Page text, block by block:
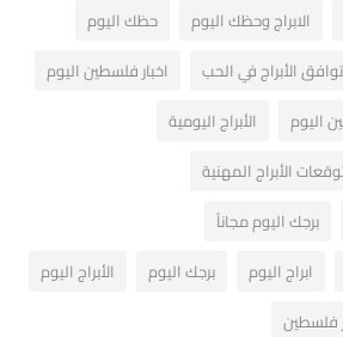
الابراج وحظك اليوم
حظك اليوم
توافق الأبراج في الحب
اخبار فلسطين اليوم
اليوم
الأبراج اليومية
الأبراج المهنية
برجك اليوم مجاناً
ابراج اليوم برجك اليوم
الأبراج اليوم
فلسطين